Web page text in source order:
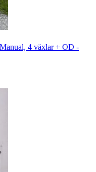
4 växlar + OD -